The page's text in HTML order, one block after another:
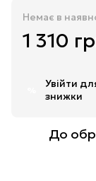
Немає в
1 310
Увійти
знижки
До